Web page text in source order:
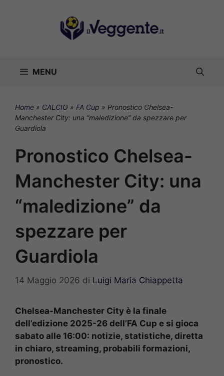
MENU
Home » CALCIO » FA Cup » Pronostico Chelsea-
Manchester City: una “maledizione” da spezzare per
Guardiola
Pronostico Chelsea-
Manchester City: una
“maledizione” da
spezzare per
Guardiola
14 Maggio 2026 di Luigi Maria Chiappetta
Chelsea-Manchester City è la finale
dell’edizione 2025-26 dell’FA Cup e si gioca
sabato alle 16:00: notizie, statistiche, diretta
in chiaro, streaming, probabili formazioni,
pronostico.